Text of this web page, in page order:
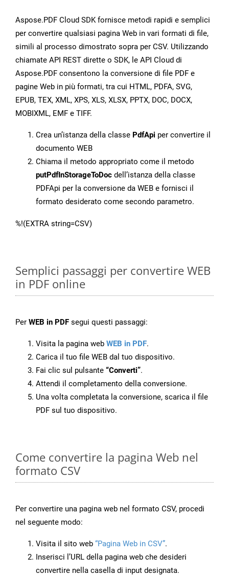
Aspose.PDF Cloud SDK fornisce metodi rapidi e semplici
per convertire qualsiasi pagina Web in vari formati di file,
simili al processo dimostrato sopra per CSV. Utilizzando
chiamate API REST dirette o SDK, le API Cloud di
Aspose.PDF consentono la conversione di file PDF e
pagine Web in più formati, tra cui HTML, PDFA, SVG,
EPUB, TEX, XML, XPS, XLS, XLSX, PPTX, DOC, DOCX,
MOBIXML, EMF e TIFF.
Crea un’istanza della classe PdfApi per convertire il
documento WEB
Chiama il metodo appropriato come il metodo
putPdfInStorageToDoc dell’istanza della classe
PDFApi per la conversione da WEB e fornisci il
formato desiderato come secondo parametro.
%!(EXTRA string=CSV)
Semplici passaggi per convertire WEB
in PDF online
Per WEB in PDF segui questi passaggi:
Visita la pagina web WEB in PDF.
Carica il tuo file WEB dal tuo dispositivo.
Fai clic sul pulsante “Converti”.
Attendi il completamento della conversione.
Una volta completata la conversione, scarica il file
PDF sul tuo dispositivo.
Come convertire la pagina Web nel
formato CSV
Per convertire una pagina web nel formato CSV, procedi
nel seguente modo:
Visita il sito web “Pagina Web in CSV”.
Inserisci l’URL della pagina web che desideri
convertire nella casella di input designata.